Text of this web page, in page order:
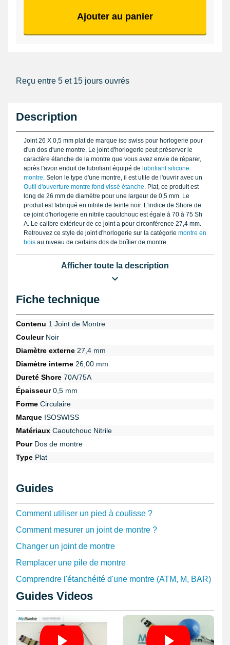
Ajouter au panier
Reçu entre 5 et 15 jours ouvrés
Description
Joint 26 X 0,5 mm plat de marque iso swiss pour horlogerie pour
d'un dos d'une montre. Le joint d'horlogerie peut préserver le
caractère étanche de la montre que vous avez envie de réparer,
après l'avoir enduit de lubrifiant équipé de lubrifiant silicone
montre. Selon le type d'une montre, il est utile de l'ouvrir avec un
Outil d'ouverture montre fond vissé étanche. Plat, ce produit est
long de 26 mm de diamètre pour une largeur de 0,5 mm. Le
produit est fabriqué en nitrile de teinte noir. L'indice de Shore de
ce joint d'horlogerie en nitrile caoutchouc est égale à 70 à 75 Sh
A. Le calibre extérieur de ce joint a pour circonférence 27,4 mm.
Retrouvez ce style de joint d'horlogerie sur la catégorie montre en
bois au niveau de certains dos de boîtier de montre.
Afficher toute la description
Fiche technique
Contenu 1 Joint de Montre
CouleurNoir
Diamètre externe 27,4 mm
Diamètre interne 26,00 mm
Dureté Shore 70A/75A
Épaisseur0,5 mm
Forme Circulaire
Marque ISOSWISS
Matériaux Caoutchouc Nitrile
PourDos de montre
Type Plat
Guides
Comment utiliser un pied à coulisse ?
Comment mesurer un joint de montre ?
Changer un joint de montre
Remplacer une pile de montre
Comprendre l'étanchéité d'une montre (ATM, M, BAR)
Guides Videos